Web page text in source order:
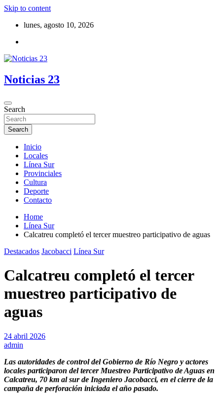
Skip to content
lunes, agosto 10, 2026
Noticias 23
Search
Search
Inicio
Locales
Línea Sur
Provinciales
Cultura
Deporte
Contacto
Home
Línea Sur
Calcatreu completó el tercer muestreo participativo de aguas
Destacados Jacobacci Línea Sur
Calcatreu completó el tercer
muestreo participativo de
aguas
24 abril 2026
admin
Las autoridades de control del Gobierno de Río Negro y actores
locales participaron del tercer Muestreo Participativo de Aguas en
Calcatreu, 70 km al sur de Ingeniero Jacobacci, en el cierre de la
campaña de perforación iniciada el año pasado.